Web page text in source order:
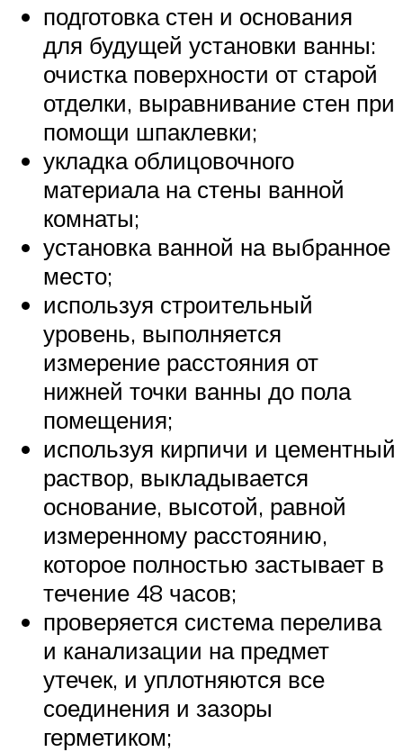
подготовка стен и основания
для будущей установки ванны:
очистка поверхности от старой
отделки, выравнивание стен при
помощи шпаклевки;
укладка облицовочного
материала на стены ванной
комнаты;
установка ванной на выбранное
место;
используя строительный
уровень, выполняется
измерение расстояния от
нижней точки ванны до пола
помещения;
используя кирпичи и цементный
раствор, выкладывается
основание, высотой, равной
измеренному расстоянию,
которое полностью застывает в
течение 48 часов;
проверяется система перелива
и канализации на предмет
утечек, и уплотняются все
соединения и зазоры
герметиком;